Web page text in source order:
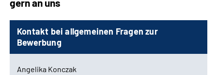
gern an uns
Kontakt bei allgemeinen Fragen zur
Bewerbung
Angelika Konczak